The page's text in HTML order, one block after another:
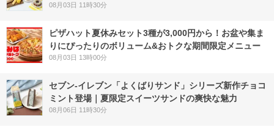
08月03日 11時30分
ピザハット夏休みセット3種が3,000円から！お盆や集ま
りにぴったりのボリューム&おトクな期間限定メニュー
08月03日 13時00分
セブン‐イレブン「よくばりサンド」シリーズ新作チョコ
ミント登場｜夏限定スイーツサンドの爽快な魅力
08月06日 11時30分